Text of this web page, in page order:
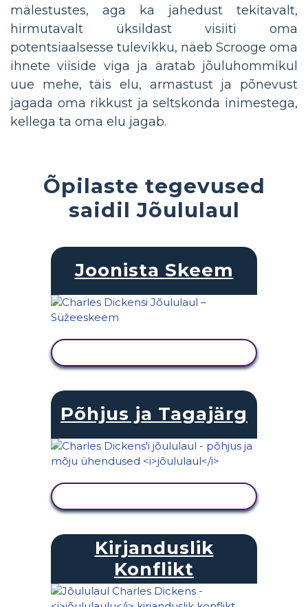
mälestustes, aga ka jahedust tekitavalt,
hirmutavalt üksildast visiiti oma
potentsiaalsesse tulevikku, näeb Scrooge oma
ihnete viiside viga ja äratab jõuluhommikul
uue mehe, täis elu, armastust ja põnevust
jagada oma rikkust ja seltskonda inimestega,
kellega ta oma elu jagab.
Õpilaste tegevused
saidil Jõululaul
Joonista Skeem
Põhjus ja Tagajärg
Kirjanduslik
Konflikt